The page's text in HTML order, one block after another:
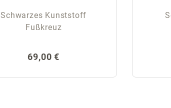
Schwarzes Kunststoff
Fußkreuz
Regulärer Preis:
69,00 €